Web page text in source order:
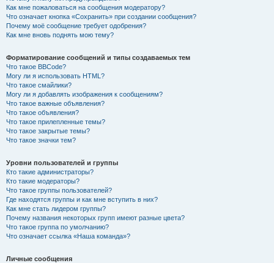
Как мне пожаловаться на сообщения модератору?
Что означает кнопка «Сохранить» при создании сообщения?
Почему моё сообщение требует одобрения?
Как мне вновь поднять мою тему?
Форматирование сообщений и типы создаваемых тем
Что такое BBCode?
Могу ли я использовать HTML?
Что такое смайлики?
Могу ли я добавлять изображения к сообщениям?
Что такое важные объявления?
Что такое объявления?
Что такое прилепленные темы?
Что такое закрытые темы?
Что такое значки тем?
Уровни пользователей и группы
Кто такие администраторы?
Кто такие модераторы?
Что такое группы пользователей?
Где находятся группы и как мне вступить в них?
Как мне стать лидером группы?
Почему названия некоторых групп имеют разные цвета?
Что такое группа по умолчанию?
Что означает ссылка «Наша команда»?
Личные сообщения